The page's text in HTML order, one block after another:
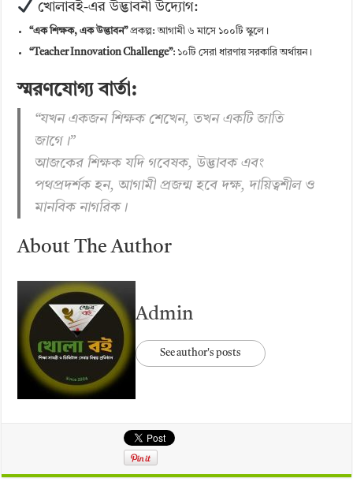
খোলাবই-এর উদ্ভাবনী উদ্যোগ:
“এক শিক্ষক, এক উদ্ভাবন”প্রকল্প: আগামী ৬ মাসে ১০০টি স্কুলে।
“Teacher Innovation Challenge”: ১০টি সেরা ধারণায় সরকারি অর্থায়ন।
স্মরণযোগ্য বার্তা:
“যখন একজন শিক্ষক শেখেন, তখন একটি জাতি
জাগে।”
আজকের শিক্ষক যদি গবেষক, উদ্ভাবক এবং
পথপ্রদর্শক হন, আগামী প্রজন্ম হবে দক্ষ, দায়িত্বশীল ও
মানবিক নাগরিক।
About The Author
Admin
See author's posts